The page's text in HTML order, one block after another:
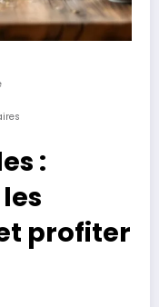
:
profiter